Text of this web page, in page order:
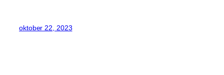
oktober 22, 2023